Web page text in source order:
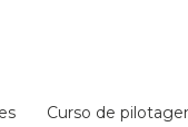
curso de